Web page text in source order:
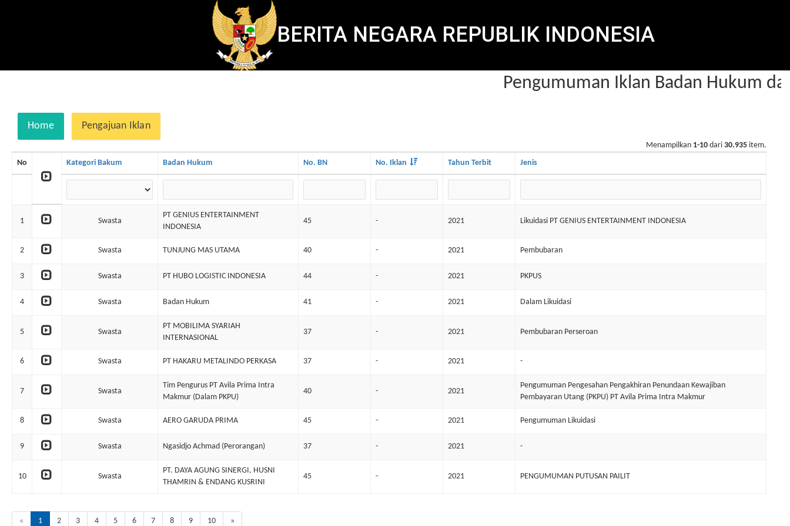
BERITA NEGARA REPUBLIK INDONESIA
Pengumuman Iklan Badan Hukum
Home Pengajuan Iklan
Menampilkan 1-10 dari 30.935 item.
No
Kategori Bakum Badan Hukum No. BN No. Iklan Tahun Terbit Jenis
1 Swasta
PT GENIUS ENTERTAINMENT
INDONESIA
45 - 2021 Likuidasi PT GENIUS ENTERTAINMENT INDONESIA
2 Swasta TUNJUNG MAS UTAMA 40 - 2021 Pembubaran
3 Swasta PT HUBO LOGISTIC INDONESIA 44 - 2021 PKPUS
4 Swasta Badan Hukum 41 - 2021 Dalam Likuidasi
5 Swasta
PT MOBILIMA SYARIAH
INTERNASIONAL
37 - 2021 Pembubaran Perseroan
6 Swasta PT HAKARU METALINDO PERKASA 37 - 2021 -
7 Swasta
Tim Pengurus PT Avila Prima Intra
Makmur (Dalam PKPU)
40 - 2021
Pengumuman Pengesahan Pengakhiran Penundaan Kewajiban
Pembayaran Utang (PKPU) PT Avila Prima Intra Makmur
8 Swasta AERO GARUDA PRIMA 45 - 2021 Pengumuman Likuidasi
9 Swasta Ngasidjo Achmad (Perorangan) 37 - 2021 -
10 Swasta
PT. DAYA AGUNG SINERGI, HUSNI
THAMRIN & ENDANG KUSRINI
45 - 2021 PENGUMUMAN PUTUSAN PAILIT
« 1 2 3 4 5 6 7 8 9 10 »